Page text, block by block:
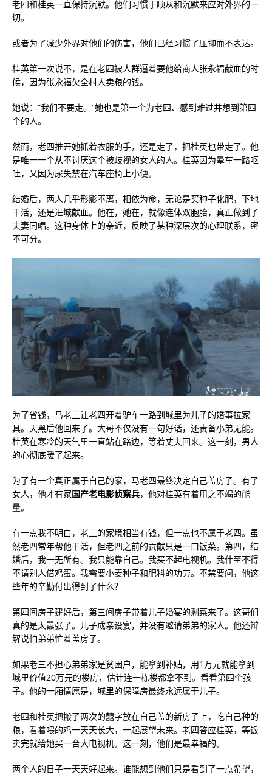
老四和桂英一直保持沉默。他们习惯于顺从和沉默来应对外界的一
切。
或者为了减少外界对他们的伤害，他们已经习惯了压抑而不表达。
桂英第一次说不，是在老四被人群逼着要他给商人张永福献血的时
候，因为张永福欠全村人卖粮的钱。
她说：“我们不要走。”她也是第一个为老四、感到难过并想到第四
个的人。
然而，老四推开她抓着衣服的手，还是走了，把桂英也带走了。他
是唯一一个从不讨厌这个被歧视的女人的人。桂英因为晕车一路呕
吐，又因为尿失禁在汽车座椅上小便。
结婚后，两人几乎形影不离，相依为命，无论是买种子化肥，下地
干活，还是进城献血。他在，她在，就像连体双胞胎，真正做到了
夫妻同唱。这种身体上的亲近，反映了某种深层次的心理联系，密
不可分。
为了省钱，马老三让老四开着驴车一路到城里为儿子的婚事拉家
具。天黑后他回来了。大哥不仅没有一句好话，还责备小弟无能。
桂英在寒冷的天气里一直站在路边，等着丈夫回来。这一刻，男人
的心彻底暖了起来。
为了有一个真正属于自己的家，马老四最终决定自己盖房子。有了
女人，他才有家国产老电影侦察兵，他对桂英有着用之不竭的能
量。
有一点我不明白，老三的家境相当有钱，但一点也不属于老四。虽
然老四常年帮他干活，但老四之前的贡献只是一口饭菜。第四，结
婚后，我一无所有。我只能靠自己。我买不起电视机。我什至不得
不请别人借鸡蛋。我需要小麦种子和肥料的功劳。不禁要问，他这
些年的辛勤付出得到了什么？
第四间房子建好后，第三间房子带着儿子婚宴的剩菜来了。这哥们
真的是太嚣张了。儿子成亲设宴，并没有邀请弟弟的家人。他还辩
解说怕弟弟忙着盖房子。
如果老三不担心弟弟家是贫困户，能拿到补贴，用1万元就能拿到
城里价值20万元的楼房，估计连一栋楼都拿不到。看看第四个孩
子。他的一厢情愿是，城里的保障房最终永远属于儿子。
老四和桂英把搬了两次的囍字放在自己盖的新房子上，吃自己种的
粮，看着喂的鸡一天天长大，一起展望未来。老四答应桂英，等饭
卖完就给她买一台大电视机。这一刻，他们是最幸福的。
两个人的日子一天天好起来。谁能想到他们只是看到了一点希望，